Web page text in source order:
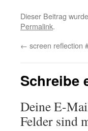
Dieser Beitrag
Permalink.
← screen reflection
Schreibe
Deine E-
Felder sind